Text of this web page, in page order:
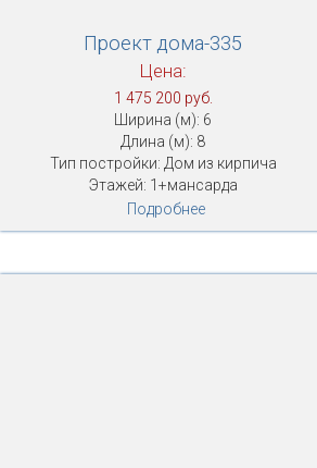
Проект дома-335
Цена:
1 475 200 руб.
Ширина (м): 6
Длина (м): 8
Тип постройки: Дом из кирпича
Этажей: 1+мансарда
Подробнее